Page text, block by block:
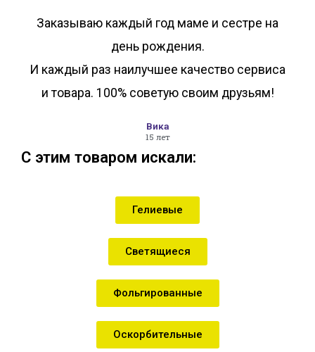
Заказываю каждый год маме и сестре на
день рождения.
И каждый раз наилучшее качество сервиса
и товара. 100% советую своим друзьям!
Вика
15 лет
С этим товаром искали:
Гелиевые
Светящиеся
Фольгированные
Оскорбительные